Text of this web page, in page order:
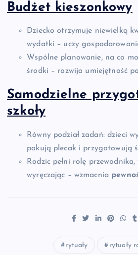
Budżet kieszonkowy
Dziecko otrzymuje niewielką
wydatki – uczy
Wspólne planowanie, na co
środki – rozwija umiejętność
Samodzielne
szkoły
Równy podział zadań: dzieci
pakują plecak i przygotowują
Rodzic pełni rolę
wyręczając – wzmacnia
rytuały rytuały